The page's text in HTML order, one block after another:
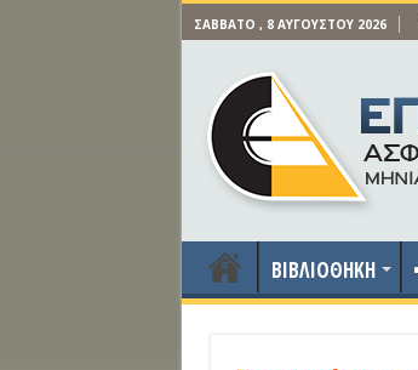
ΣΆΒΒΑΤΟ , 8 ΑΥΓΟΎΣΤΟΥ 2026
ΒΙΒΛΙΟΘΗΚΗ